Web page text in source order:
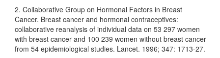
2. Collaborative Group on Hormonal Factors in Breast
Cancer. Breast cancer and hormonal contraceptives:
collaborative reanalysis of individual data on 53 297 women
with breast cancer and 100 239 women without breast cancer
from 54 epidemiological studies. Lancet. 1996; 347: 1713-27.